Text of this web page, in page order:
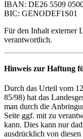
IBAN: DE26 5509
BIC: GENODEF1S01
Für den Inhalt externer
verantwortlich.
Hinweis zur Haftung
Durch das Urteil vom
85/98) hat das
man durch die
Seite ggf. mit zu
kann. Dies kann nur
ausdrücklich von